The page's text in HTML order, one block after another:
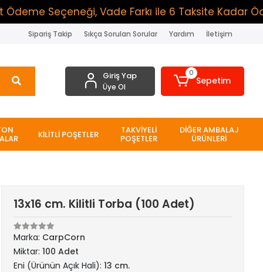
Seçeneği, Vade Farkı ile 6 Taksite Kadar Ödeme
Sipariş Takip Sıkça Sorulan Sorular Yardım İletişim
Giriş Yap
Üye Ol
0
Sepetim
KİLİTLİ POŞETLER TAKVİYELİ
POŞETLER
DİĞER AMBALAJ
ÜRÜNLERİ
13x16 cm. Kilitli Torba (100 Adet)
Marka: CarpCorn
Miktar:100 Adet
Eni (Ürünün Açık Hali):13 cm.